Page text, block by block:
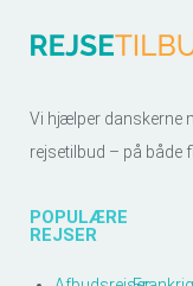
Vi hjælper danskerne
rejsetilbud – på både
POPULÆRE
REJSER